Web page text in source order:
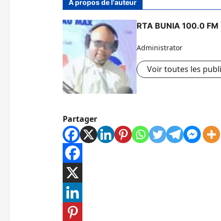
À propos de l'auteur
RTA BUNIA 100.0 FM
Administrator
Voir toutes les
Partager